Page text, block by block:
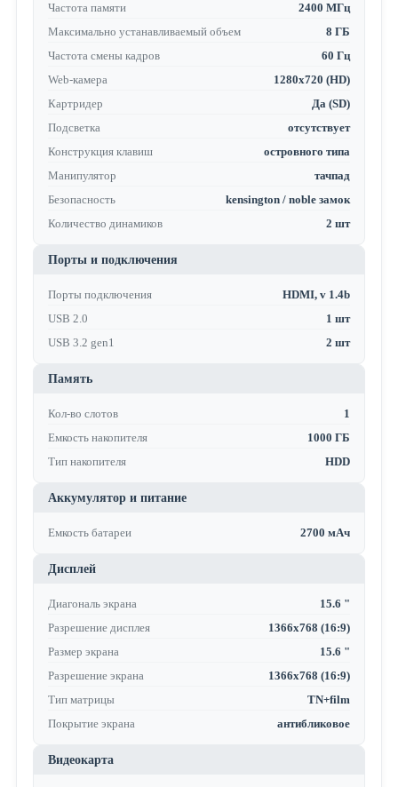
Частота памяти
2400 МГц
Максимально устанавливаемый объем
8 ГБ
Частота смены кадров
60 Гц
Web-камера
1280x720 (HD)
Картридер
Да (SD)
Подсветка
отсутствует
Конструкция клавиш
островного типа
Манипулятор
тачпад
Безопасность
kensington / noble замок
Количество динамиков
2 шт
Порты и подключения
Порты подключения
HDMI, v 1.4b
USB 2.0
1 шт
USB 3.2 gen1
2 шт
Память
Кол-во слотов
1
Емкость накопителя
1000 ГБ
Тип накопителя
HDD
Аккумулятор и питание
Емкость батареи 2700 мАч
Дисплей
Диагональ экрана
15.6 "
Разрешение дисплея
1366x768 (16:9)
Размер экрана
15.6 "
Разрешение экрана
1366x768 (16:9)
Тип матрицы
TN+film
Покрытие экрана
антибликовое
Видеокарта